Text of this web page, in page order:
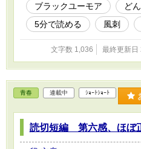
ブラックユーモア
ど
5分で読める
風刺
文字数 1,036 最終更新日
青春 連載中 ｼｮｰﾄｼｮｰﾄ
読切短編 第六感、ほぼ